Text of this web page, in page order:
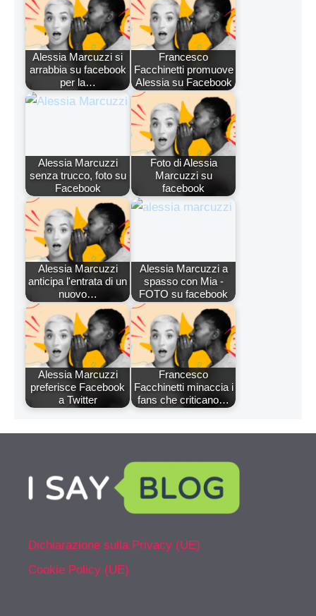
Alessia Marcuzzi si
arrabbia su facebook
per la…
Francesco
Facchinetti promuove
Alessia su Facebook
Alessia Marcuzzi
senza trucco, foto su
Facebook
Foto di Alessia
Marcuzzi su
facebook
Alessia Marcuzzi
anticipa l'entrata di un
nuovo…
Alessia Marcuzzi a
spasso con Mia -
FOTO su facebook
Alessia Marcuzzi
preferisce Facebook
a Twitter
Francesco
Facchinetti minaccia i
fans che criticano…
Dichiarazione sulla Privacy (UE)
Cookie Policy (UE)